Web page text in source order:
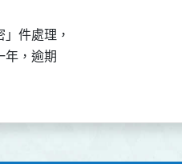
件處理，
年，逾期